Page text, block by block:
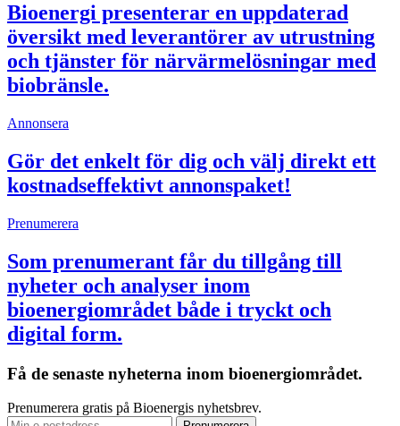
Bioenergi presenterar en uppdaterad
översikt med leverantörer av utrustning
och tjänster för närvärmelösningar med
biobränsle.
Annonsera
Gör det enkelt för dig och välj direkt ett
kostnadseffektivt annonspaket!
Prenumerera
Som prenumerant får du tillgång till
nyheter och analyser inom
bioenergiområdet både i tryckt och
digital form.
Få de senaste nyheterna inom bioenergiområdet.
Prenumerera gratis på Bioenergis nyhetsbrev.